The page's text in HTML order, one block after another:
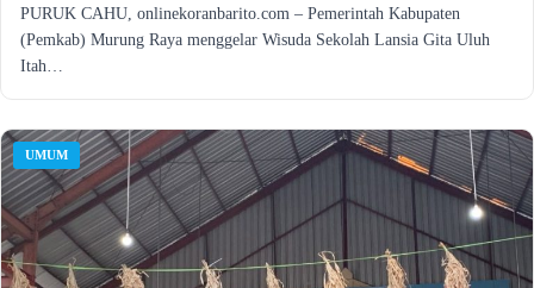
PURUK CAHU, onlinekoranbarito.com – Pemerintah Kabupaten
(Pemkab) Murung Raya menggelar Wisuda Sekolah Lansia Gita Uluh
Itah…
UMUM